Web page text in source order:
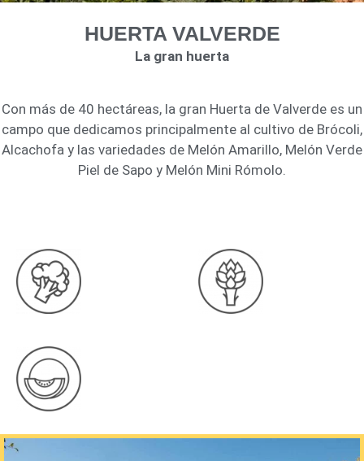
HUERTA VALVERDE
La gran huerta
Con más de 40 hectáreas, la gran Huerta de Valverde es un
campo que dedicamos principalmente al cultivo de Brócoli,
Alcachofa y las variedades de Melón Amarillo, Melón Verde
Piel de Sapo y Melón Mini Rómolo.